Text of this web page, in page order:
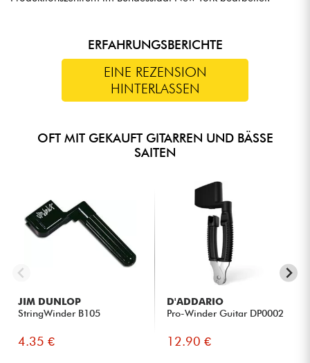
ERFAHRUNGSBERICHTE
EINE REZENSION
HINTERLASSEN
OFT MIT GEKAUFT GITARREN UND BÄSSE
SAITEN
JIM DUNLOP
StringWinder B105
4.35 €
D'ADDARIO
Pro-Winder Guitar DP0002
12.90 €